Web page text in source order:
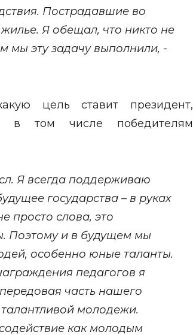
Пострадавшие во
Я обещал, что никто не
мы эту задачу выполнили, -
цель ставит президент,
в том числе победителям
Я всегда поддерживаю
государства – в руках
просто слова, это
Поэтому и в будущем мы
особенно юные таланты.
педагогов я
часть нашего
молодежи.
как молодым